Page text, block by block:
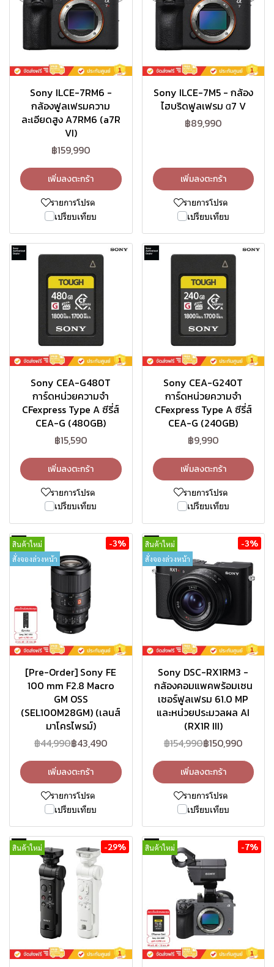
Sony ILCE-7RM6 -
กล้องฟูลเฟรมความ
ละเอียดสูง A7RM6 (a7R
VI)
฿159,990
เพิ่มลงตะกร้า
รายการโปรด
เปรียบเทียบ
Sony ILCE-7M5 - กล้อง
ไฮบริดฟูลเฟรม α7 V
฿89,990
เพิ่มลงตะกร้า
รายการโปรด
เปรียบเทียบ
Sony CEA-G480T
การ์ดหน่วยความจำ
CFexpress Type A ซีรี่ส์
CEA-G (480GB)
฿15,590
เพิ่มลงตะกร้า
รายการโปรด
เปรียบเทียบ
Sony CEA-G240T
การ์ดหน่วยความจำ
CFexpress Type A ซีรี่ส์
CEA-G (240GB)
฿9,990
เพิ่มลงตะกร้า
รายการโปรด
เปรียบเทียบ
สินค้าใหม่
สั่งจองล่วงหน้า
-3%
[Pre-Order] Sony FE
100 mm F2.8 Macro
GM OSS
(SEL100M28GM) (เลนส์
มาโครไพรม์)
฿44,990฿43,490
เพิ่มลงตะกร้า
รายการโปรด
เปรียบเทียบ
สินค้าใหม่
สั่งจองล่วงหน้า
-3%
Sony DSC-RX1RM3 -
กล้องคอมแพคพร้อมเซน
เซอร์ฟูลเฟรม 61.0 MP
และหน่วยประมวลผล AI
(RX1R III)
฿154,990฿150,990
เพิ่มลงตะกร้า
รายการโปรด
เปรียบเทียบ
สินค้าใหม่ -29% สินค้าใหม่ -7%